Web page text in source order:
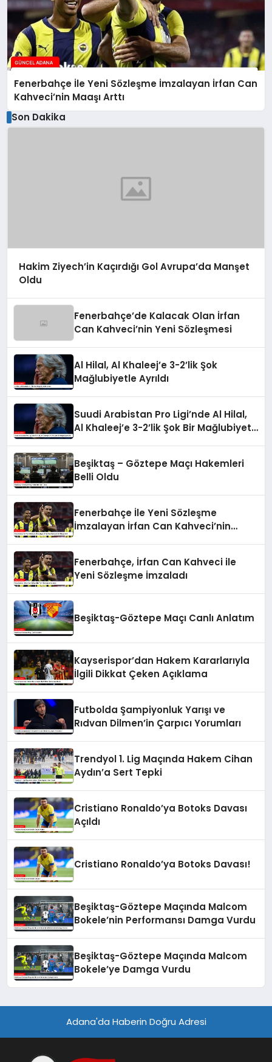
Fenerbahçe İle Yeni Sözleşme İmzalayan İrfan Can
Kahveci’nin Maaşı Arttı
Son Dakika
Hakim Ziyech’in Kaçırdığı Gol Avrupa’da Manşet
Oldu
Fenerbahçe’de Kalacak Olan İrfan
Can Kahveci’nin Yeni Sözleşmesi
Al Hilal, Al Khaleej’e 3-2’lik Şok
Mağlubiyetle Ayrıldı
Suudi Arabistan Pro Ligi’nde Al Hilal,
Al Khaleej’e 3-2’lik Şok Bir Mağlubiyet
Beşiktaş – Göztepe Maçı Hakemleri
Belli Oldu
Fenerbahçe İle Yeni Sözleşme
İmzalayan İrfan Can Kahveci’nin
Fenerbahçe, İrfan Can Kahveci ile
Yeni Sözleşme İmzaladı
Beşiktaş-Göztepe Maçı Canlı Anlatım
Kayserispor’dan Hakem Kararlarıyla
İlgili Dikkat Çeken Açıklama
Futbolda Şampiyonluk Yarışı ve
Rıdvan Dilmen’in Çarpıcı Yorumları
Trendyol 1. Lig Maçında Hakem Cihan
Aydın’a Sert Tepki
Cristiano Ronaldo’ya Botoks Davası
Açıldı
Cristiano Ronaldo’ya Botoks Davası!
Beşiktaş-Göztepe Maçında Malcom
Bokele’nin Performansı Damga Vurdu
Beşiktaş-Göztepe Maçında Malcom
Bokele’ye Damga Vurdu
Adana'da Haberin Doğru Adresi